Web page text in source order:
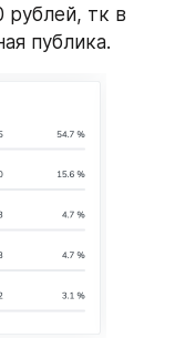
рублей, тк в
публика.